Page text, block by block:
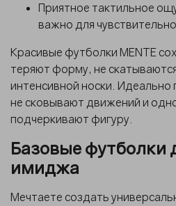
Приятное тактильное
важно для
Красивые футболки MENTE
теряют форму, не
интенсивной носки.
не сковывают движений и
подчеркивают фигуру.
Базовые футболки
имиджа
Мечтаете создать